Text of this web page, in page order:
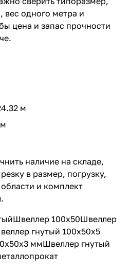
вес одного метра и
цена и запас прочности
м
наличие на складе,
в размер, погрузку,
и комплект
Швеллер 100x50Швеллер
гнутый 100х50х5
ммШвеллер гнутый